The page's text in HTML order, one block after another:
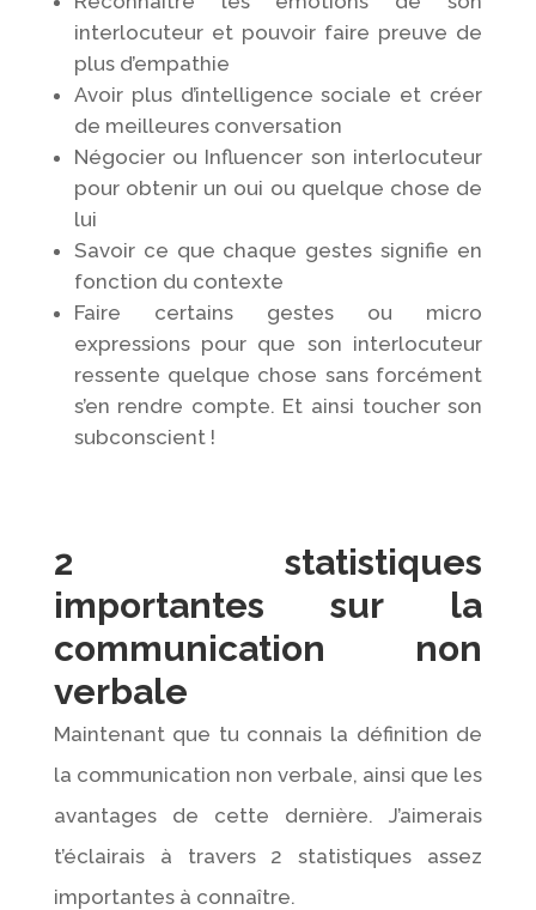
interlocuteur et pouvoir faire preuve de
plus d’empathie
Avoir plus d’intelligence sociale et créer
de meilleures conversation
Négocier ou Influencer son interlocuteur
pour obtenir un oui ou quelque chose de
lui
Savoir ce que chaque gestes signifie en
fonction du contexte
Faire certains gestes ou micro
expressions pour que son interlocuteur
ressente quelque chose sans forcément
s’en rendre compte. Et ainsi toucher son
subconscient !
2 statistiques
importantes sur la
communication non
verbale
Maintenant que tu connais la définition de
la communication non verbale, ainsi que les
avantages de cette dernière. J’aimerais
t’éclairais à travers 2 statistiques assez
importantes à connaître.